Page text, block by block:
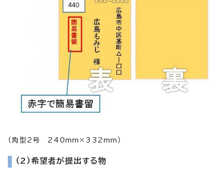
（角型2号 240mm×332mm）
（2）希望者が提出する物